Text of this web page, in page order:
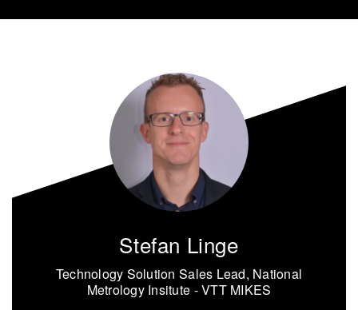
Stefan Linge
Technology Solution Sales Lead, National
Metrology Insitute - VTT MIKES